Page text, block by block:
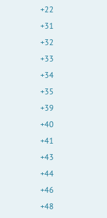
+22
+31
+32
+33
+34
+35
+39
+40
+41
+43
+44
+46
+48